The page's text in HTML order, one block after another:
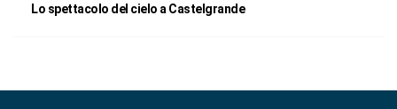
Lo spettacolo del cielo a Castelgrande